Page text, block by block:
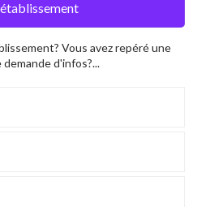
Vous avez repéré une
d'infos?...